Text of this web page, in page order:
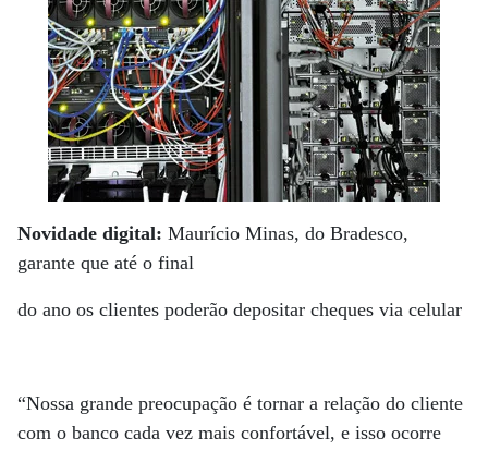
Novidade digital: Maurício Minas, do Bradesco,
garante que até o final
do ano os clientes poderão depositar cheques via celular
“Nossa grande preocupação é tornar a relação do cliente
com o banco cada vez mais confortável, e isso ocorre